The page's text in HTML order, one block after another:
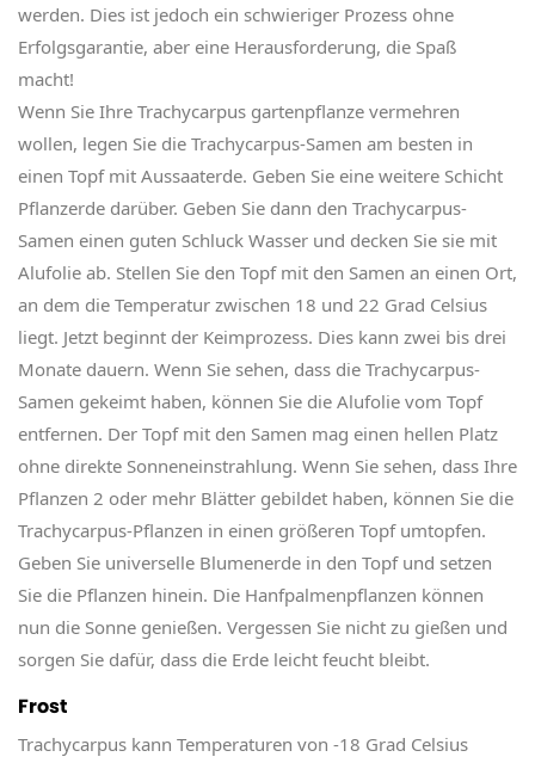
werden. Dies ist jedoch ein schwieriger Prozess ohne
Erfolgsgarantie, aber eine Herausforderung, die Spaß
macht!
Wenn Sie Ihre Trachycarpus gartenpflanze vermehren
wollen, legen Sie die Trachycarpus-Samen am besten in
einen Topf mit Aussaaterde. Geben Sie eine weitere Schicht
Pflanzerde darüber. Geben Sie dann den Trachycarpus-
Samen einen guten Schluck Wasser und decken Sie sie mit
Alufolie ab. Stellen Sie den Topf mit den Samen an einen Ort,
an dem die Temperatur zwischen 18 und 22 Grad Celsius
liegt. Jetzt beginnt der Keimprozess. Dies kann zwei bis drei
Monate dauern. Wenn Sie sehen, dass die Trachycarpus-
Samen gekeimt haben, können Sie die Alufolie vom Topf
entfernen. Der Topf mit den Samen mag einen hellen Platz
ohne direkte Sonneneinstrahlung. Wenn Sie sehen, dass Ihre
Pflanzen 2 oder mehr Blätter gebildet haben, können Sie die
Trachycarpus-Pflanzen in einen größeren Topf umtopfen.
Geben Sie universelle Blumenerde in den Topf und setzen
Sie die Pflanzen hinein. Die Hanfpalmenpflanzen können
nun die Sonne genießen. Vergessen Sie nicht zu gießen und
sorgen Sie dafür, dass die Erde leicht feucht bleibt.
Frost
Trachycarpus kann Temperaturen von -18 Grad Celsius